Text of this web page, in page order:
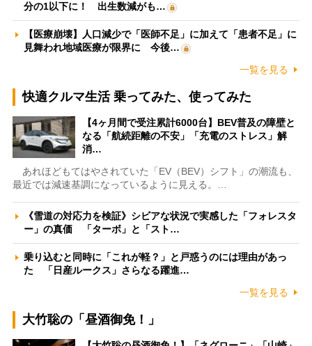
分の1以下に！ 出生数減がも…
【医療崩壊】人口減少で「医師不足」に加えて「患者不足」に
見舞われ地域医療が限界に 今後…
一覧を見る
快適クルマ生活 乗ってみた、使ってみた
【4ヶ月間で受注累計6000台】BEV普及の障壁と
なる「航続距離の不安」「充電のストレス」解
消…
あれほどもてはやされていた「EV（BEV）シフト」の潮流も、
最近では減速基調になっているように見える。…
《雪道の対応力を検証》シビアな状況で実感した「フォレスタ
ー」の真価 「ターボ」と「スト…
乗り込むと同時に「これが軽？」と戸惑うのには理由があっ
た 「日産ルークス」さらなる躍進…
一覧を見る
大竹聡の「昼酒御免！」